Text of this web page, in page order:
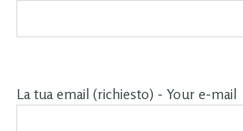
La tua email (richiesto) - Your e-mail